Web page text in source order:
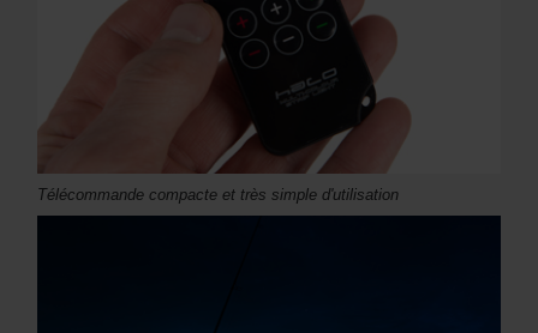
Télécommande compacte et très simple d'utilisation